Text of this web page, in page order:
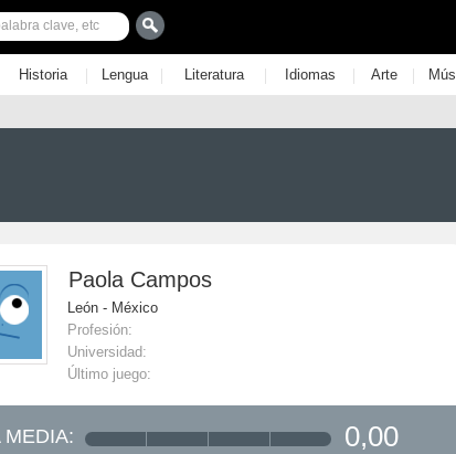
Historia | Lengua | Literatura | Idiomas | Arte |
Paola Campos
León - México
Profesión:
Universidad:
Último juego:
MEDIA: 0,00